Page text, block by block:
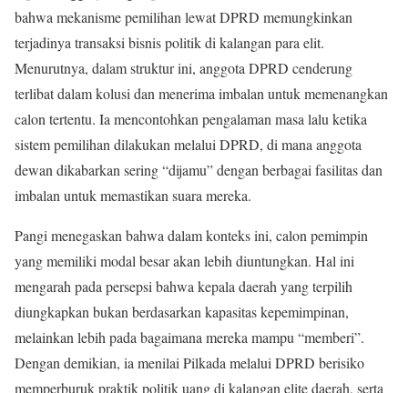
bahwa mekanisme pemilihan lewat DPRD memungkinkan
terjadinya transaksi bisnis politik di kalangan para elit.
Menurutnya, dalam struktur ini, anggota DPRD cenderung
terlibat dalam kolusi dan menerima imbalan untuk memenangkan
calon tertentu. Ia mencontohkan pengalaman masa lalu ketika
sistem pemilihan dilakukan melalui DPRD, di mana anggota
dewan dikabarkan sering “dijamu” dengan berbagai fasilitas dan
imbalan untuk memastikan suara mereka.
Pangi menegaskan bahwa dalam konteks ini, calon pemimpin
yang memiliki modal besar akan lebih diuntungkan. Hal ini
mengarah pada persepsi bahwa kepala daerah yang terpilih
diungkapkan bukan berdasarkan kapasitas kepemimpinan,
melainkan lebih pada bagaimana mereka mampu “memberi”.
Dengan demikian, ia menilai Pilkada melalui DPRD berisiko
memperburuk praktik politik uang di kalangan elite daerah, serta